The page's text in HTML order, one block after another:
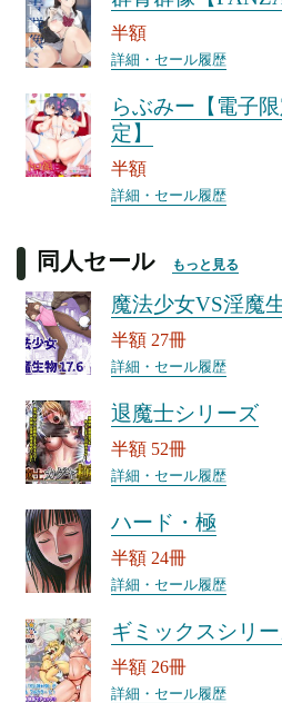
半額
詳細・セール履歴
らぶみー【電子
定】
半額
詳細・セール履歴
同人セール もっと見る
魔法少女VS淫魔
半額 27冊
詳細・セール履歴
退魔士シリーズ
半額 52冊
詳細・セール履歴
ハード・極
半額 24冊
詳細・セール履歴
ギミックスシリ
半額 26冊
詳細・セール履歴